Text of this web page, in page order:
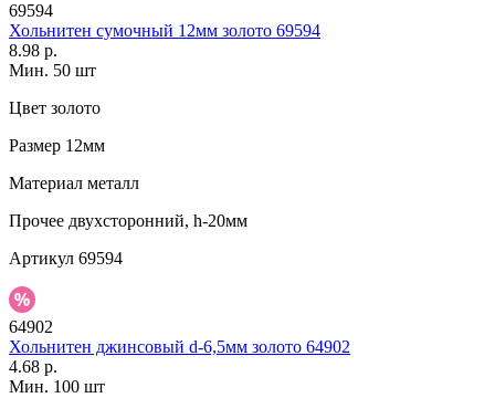
69594
Хольнитен сумочный 12мм золото 69594
8.98 р.
Мин. 50 шт
Цвет золото
Размер 12мм
Материал металл
Прочее двухсторонний, h-20мм
Артикул 69594
64902
Хольнитен джинсовый d-6,5мм золото 64902
4.68 р.
Мин. 100 шт